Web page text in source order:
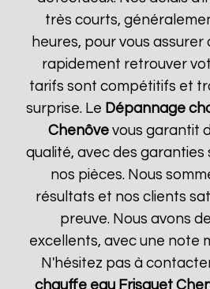
très courts,
heures, pour vous assurer
rapidement retrouver
tarifs sont compétitifs et
surprise. Le Dépannage
Chenôvevous garantit
qualité, avec des garanties
nos pièces. Nous
résultats et nos clients
preuve. Nous avons
excellents, avec une note
N'hésitez pas à
chauffe eau Frisquet